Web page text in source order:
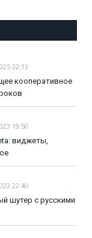
22:13
кооперативное
19:50
виджеты,
22:40
шутер с русскими